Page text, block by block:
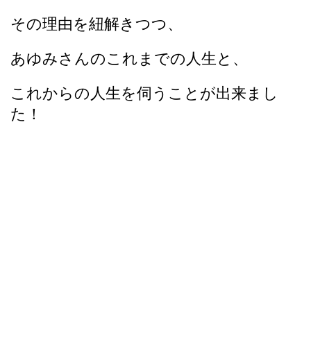
その理由を紐解きつつ、
あゆみさんのこれまでの人生と、
これからの人生を伺うことが出来まし
た！